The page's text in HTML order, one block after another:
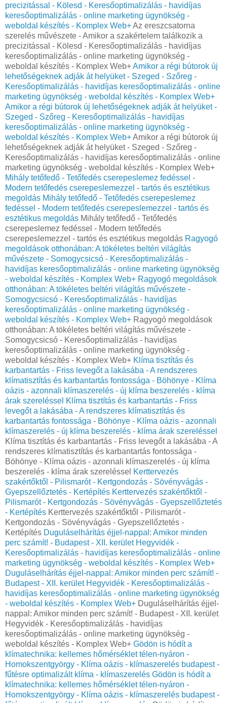
precizitással - Kölesd - Keresőoptimalizálás - havidíjas
keresőoptimalizálás - online marketing ügynökség -
weboldal készítés - Komplex Web+Az ereszcsatorna
szerelés művészete - Amikor a szakértelem találkozik a
precizitással - Kölesd - Keresőoptimalizálás - havidíjas
keresőoptimalizálás - online marketing ügynökség -
weboldal készítés - Komplex Web+Amikor a régi bútorok új
lehetőségeknek adják át helyüket - Szeged - Szőreg -
Keresőoptimalizálás - havidíjas keresőoptimalizálás - online
marketing ügynökség - weboldal készítés - Komplex Web+
Amikor a régi bútorok új lehetőségeknek adják át helyüket -
Szeged - Szőreg - Keresőoptimalizálás - havidíjas
keresőoptimalizálás - online marketing ügynökség -
weboldal készítés - Komplex Web+Amikor a régi bútorok új
lehetőségeknek adják át helyüket - Szeged - Szőreg -
Keresőoptimalizálás - havidíjas keresőoptimalizálás - online
marketing ügynökség - weboldal készítés - Komplex Web+
Mihály tetőfedő - Tetőfedés cserepeslemez fedéssel -
Modern tetőfedés cserepeslemezzel - tartós és esztétikus
megoldás Mihály tetőfedő - Tetőfedés cserepeslemez
fedéssel - Modern tetőfedés cserepeslemezzel - tartós és
esztétikus megoldás Mihály tetőfedő - Tetőfedés
cserepeslemez fedéssel - Modern tetőfedés
cserepeslemezzel - tartós és esztétikus megoldás Ragyogó
megoldások otthonában: A tökéletes beltéri világítás
művészete - Somogycsicsó - Keresőoptimalizálás -
havidíjas keresőoptimalizálás - online marketing ügynökség
- weboldal készítés - Komplex Web+ Ragyogó megoldások
otthonában: A tökéletes beltéri világítás művészete -
Somogycsicsó - Keresőoptimalizálás - havidíjas
keresőoptimalizálás - online marketing ügynökség -
weboldal készítés - Komplex Web+ Ragyogó megoldások
otthonában: A tökéletes beltéri világítás művészete -
Somogycsicsó - Keresőoptimalizálás - havidíjas
keresőoptimalizálás - online marketing ügynökség -
weboldal készítés - Komplex Web+ Klíma tisztítás és
karbantartás - Friss levegőt a lakásába - A rendszeres
klímatisztítás és karbantartás fontossága - Böhönye - Klíma
oázis - azonnali klímaszerelés - új klíma beszerelés - klíma
árak szereléssel Klíma tisztítás és karbantartás - Friss
levegőt a lakásába - A rendszeres klímatisztítás és
karbantartás fontossága - Böhönye - Klíma oázis - azonnali
klímaszerelés - új klíma beszerelés - klíma árak szereléssel
Klíma tisztítás és karbantartás - Friss levegőt a lakásába - A
rendszeres klímatisztítás és karbantartás fontossága -
Böhönye - Klíma oázis - azonnali klímaszerelés - új klíma
beszerelés - klíma árak szereléssel Kerttervezés
szakértőktől - Pilismarót - Kertgondozás - Sövényvágás -
Gyepszellőztetés - Kertépítés Kerttervezés szakértőktől -
Pilismarót - Kertgondozás - Sövényvágás - Gyepszellőztetés
- Kertépítés Kerttervezés szakértőktől - Pilismarót -
Kertgondozás - Sövényvágás - Gyepszellőztetés -
Kertépítés Duguláselhárítás éjjel-nappal: Amikor minden
perc számít! - Budapest - XII. kerület Hegyvidék -
Keresőoptimalizálás - havidíjas keresőoptimalizálás - online
marketing ügynökség - weboldal készítés - Komplex Web+
Duguláselhárítás éjjel-nappal: Amikor minden perc számít! -
Budapest - XII. kerület Hegyvidék - Keresőoptimalizálás -
havidíjas keresőoptimalizálás - online marketing ügynökség
- weboldal készítés - Komplex Web+ Duguláselhárítás éjjel-
nappal: Amikor minden perc számít! - Budapest - XII. kerület
Hegyvidék - Keresőoptimalizálás - havidíjas
keresőoptimalizálás - online marketing ügynökség -
weboldal készítés - Komplex Web+ Gödön is hódít a
klímatechnika: kellemes hőmérséklet télen-nyáron -
Homokszentgyörgy - Klíma oázis - klímaszerelés budapest -
fűtésre optimalizált klíma - klímaszerelés Gödön is hódít a
klímatechnika: kellemes hőmérséklet télen-nyáron -
Homokszentgyörgy - Klíma oázis - klímaszerelés budapest -